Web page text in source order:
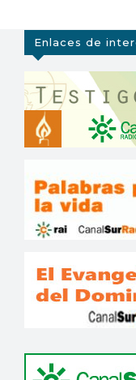
Enlaces de